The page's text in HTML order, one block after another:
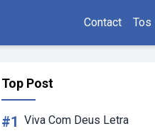
Contact Tos
Top Post
#1 Viva Com Deus Letra